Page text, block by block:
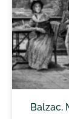
Balzac,